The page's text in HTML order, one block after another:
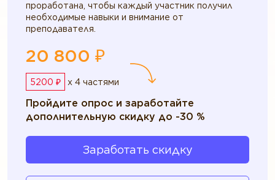
проработана, чтобы каждый участник получил
необходимые навыки и внимание от
преподавателя.
20 800 ₽
5200 ₽ x 4 частями
Пройдите опрос и заработайте
дополнительную скидку до -30 %
Заработать скидку